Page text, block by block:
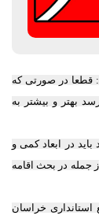
قطعا در صورتی که
بهتر و بیشتر به
در ابعاد کمی و
جمله در بحث اقامه
خراسان